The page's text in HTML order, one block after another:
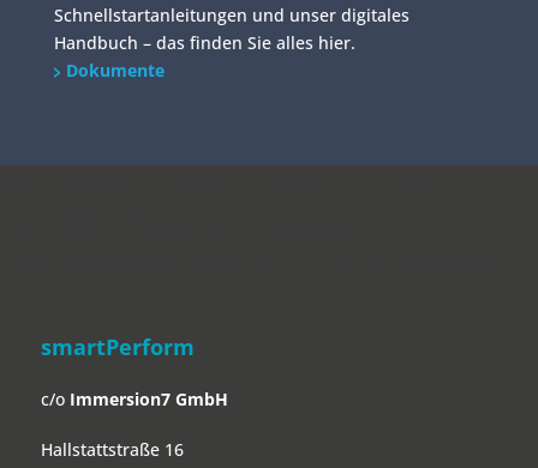
Schnellstartanleitungen und unser digitales
Handbuch – das finden Sie alles hier.
Dokumente
smartPerform
c/o Immersion7 GmbH
Hallstattstraße 16